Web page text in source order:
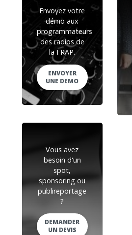
Envoyez votre
démo aux
programmateurs
des radios de
la FRAP.
ENVOYER
UNE DEMO
Vous avez
besoin d'un
spot,
sponsoring ou
publireportage
?
DEMANDER
UN DEVIS